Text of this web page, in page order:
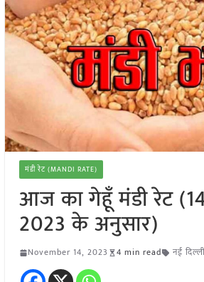
मंडी रेट (MANDI RATE)
आज का गेहूँ मंडी रेट
2023 के अनुसार)
November 14, 2023 4 min read नई दिल्ली